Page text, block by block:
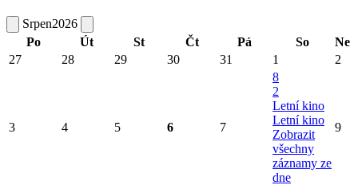
Srpen2026
Po
Út St Čt Pá So
Ne
27
28 29 30 31 1 2
3 4 5 6 7
8
2
Letní kino
Letní kino
Zobrazit
všechny
záznamy ze
dne
9